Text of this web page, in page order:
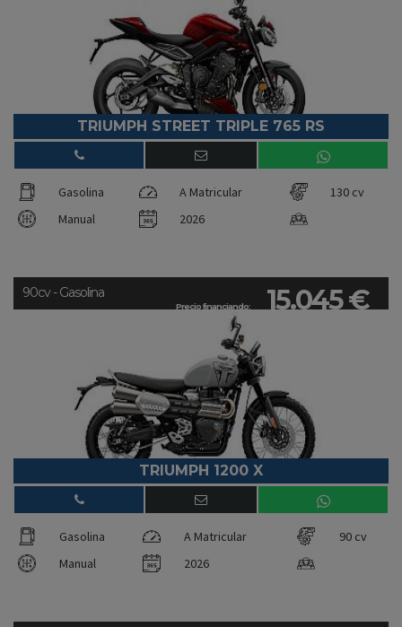
TRIUMPH STREET TRIPLE 765 RS
Gasolina A Matricular
130 cv
Manual
2026
Precio financiando: 15.045 €
90cv - Gasolina
TRIUMPH 1200 X
Gasolina A Matricular
90 cv
Manual
2026